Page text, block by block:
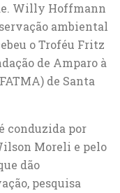
Willy Hoffmann
ambiental
o Troféu Fritz
de Amparo à
de Santa
conduzida por
Moreli e pelo
dão
pesquisa